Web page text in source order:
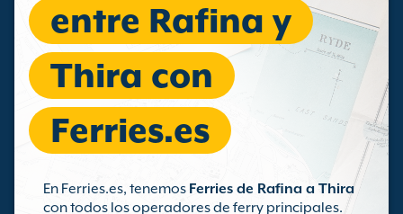
entre Rafina y
Thira con
Ferries.es
En Ferries.es, tenemos Ferries de Rafina a Thira
con todos los operadores de ferry principales.